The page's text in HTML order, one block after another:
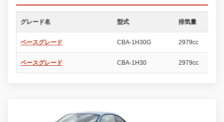
グレード名 型式 排気量
ベースグレード CBA-1H30G 2979cc
ベースグレード CBA-1H30 2979cc